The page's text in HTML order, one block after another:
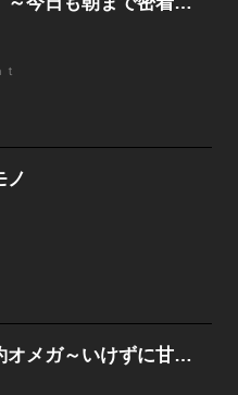
ノ
御曹司と契約オメガ～いけずに甘く噛まれたい～